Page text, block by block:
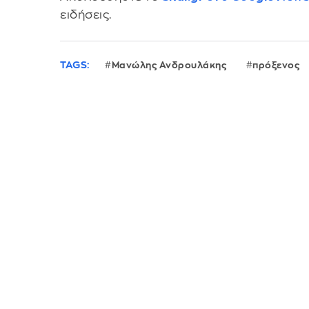
ειδήσεις.
TAGS: Μανώλης Ανδρουλάκης πρόξενος